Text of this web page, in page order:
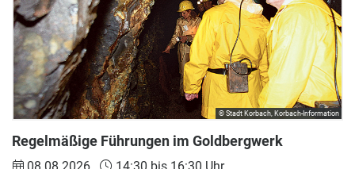
Regelmäßige Führungen im Goldbergwerk
© Stadt Korbach, Korbach-Information